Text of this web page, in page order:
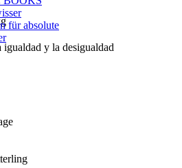
für absolute
igualdad y la desigualdad